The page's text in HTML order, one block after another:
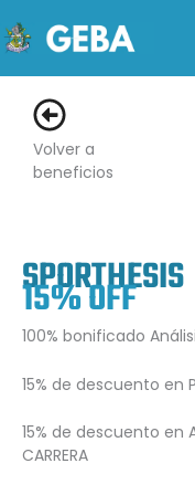
Volver a
beneficios
SPORTHESIS
15% OFF
100% bonificado
15% de descuento en
15% de descuento en
CARRERA